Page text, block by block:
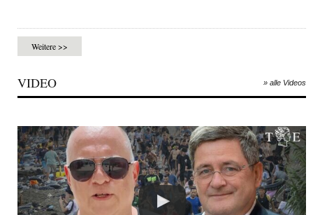
Weitere >>
VIDEO » alle Videos